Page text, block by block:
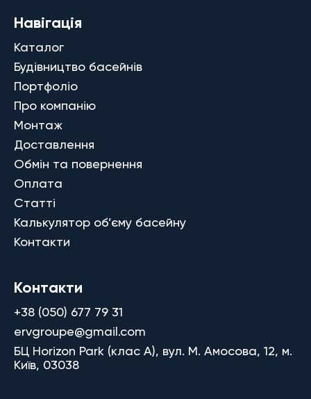
Навігація
Каталог
Будівництво басейнів
Портфоліо
Про компанію
Монтаж
Доставлення
Обмін та повернення
Оплата
Статті
Калькулятор об’єму басейну
Контакти
Контакти
+38 (050) 677 79 31
ervgroupe@gmail.com
БЦ Horizon Park (клас A), вул. М. Амосова, 12, м.
Київ, 03038